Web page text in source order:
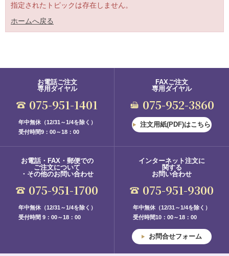
指定されたトピックは存在しません。
ホームへ戻る
お電話ご注文
専用ダイヤル
075-951-1401
年中無休（12/31～1/4を除く）
受付時間9：00～18：00
FAXご注文
専用ダイヤル
075-952-3860
注文用紙(PDF)はこちら
お電話・FAX・郵便での
ご注文について
・その他のお問い合わせ
075-951-1700
年中無休（12/31～1/4を除く）
受付時間 9：00～18：00
インターネット注文に
関する
お問い合わせ
075-951-9300
年中無休（12/31～1/4を除く）
受付時間10：00～18：00
お問合せフォーム